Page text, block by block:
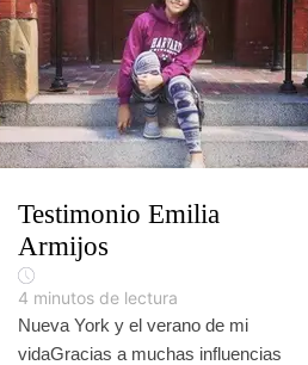
Testimonio Emilia
Armijos
4 minutos de lectura
Nueva York y el verano de mi
vidaGracias a muchas influencias